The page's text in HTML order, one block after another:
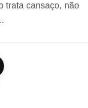
trata cansaço, não